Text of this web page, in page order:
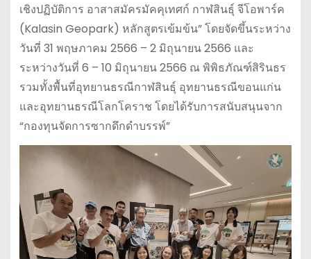
เชิงปฏิบัติการ อาสาสมัครมัคคุเทศก์ กาฬสินธุ์ จีโอพาร์ค
(Kalasin Geopark) หลักสูตรเข้มข้น” โดยจัดขึ้นระหว่าง
วันที่ 31 พฤษภาคม 2566 – 2 มิถุนายน 2566 และ
ระหว่างวันที่ 6 – 10 มิถุนายน 2566 ณ พิพิธภัณฑ์สิรินธร
รวมทั้งพื้นที่อุทยานธรณีกาฬสินธุ์ อุทยานธรณีขอนแก่น
และอุทยานธรณีโลกโคราช โดยได้รับการสนับสนุนจาก
“กองทุนจัดการซากดึกดำบรรพ์”